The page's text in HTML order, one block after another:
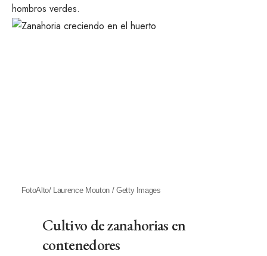
hombros verdes.
FotoAlto/ Laurence Mouton / Getty Images
Cultivo de zanahorias en
contenedores